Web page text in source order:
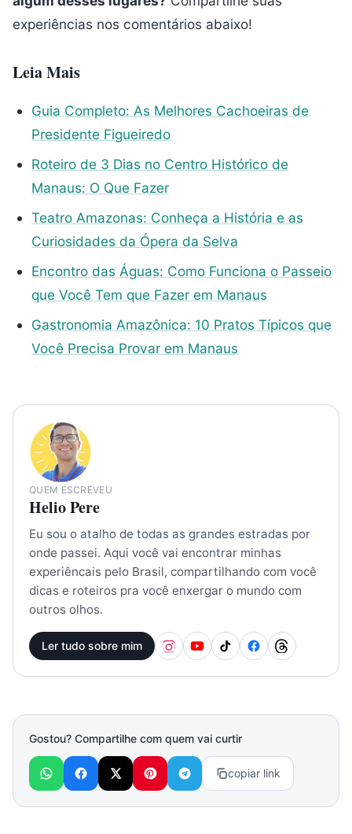
experiências nos comentários abaixo!
Leia Mais
Guia Completo: As Melhores Cachoeiras de
Presidente Figueiredo
Roteiro de 3 Dias no Centro Histórico de
Manaus: O Que Fazer
Teatro Amazonas: Conheça a História e as
Curiosidades da Ópera da Selva
Encontro das Águas: Como Funciona o Passeio
que Você Tem que Fazer em Manaus
Gastronomia Amazônica: 10 Pratos Típicos que
Você Precisa Provar em Manaus
QUEM ESCREVEU
Helio Pere
Eu sou o atalho de todas as grandes estradas por
onde passei. Aqui você vai encontrar minhas
experiêncais pelo Brasil, compartilhando com você
dicas e roteiros pra você enxergar o mundo com
outros olhos.
Ler tudo sobre mim
Gostou? Compartilhe com quem vai curtir
copiar link